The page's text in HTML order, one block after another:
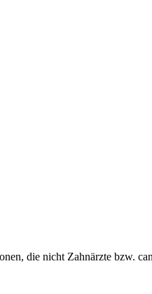
die nicht Zahnärzte bzw.